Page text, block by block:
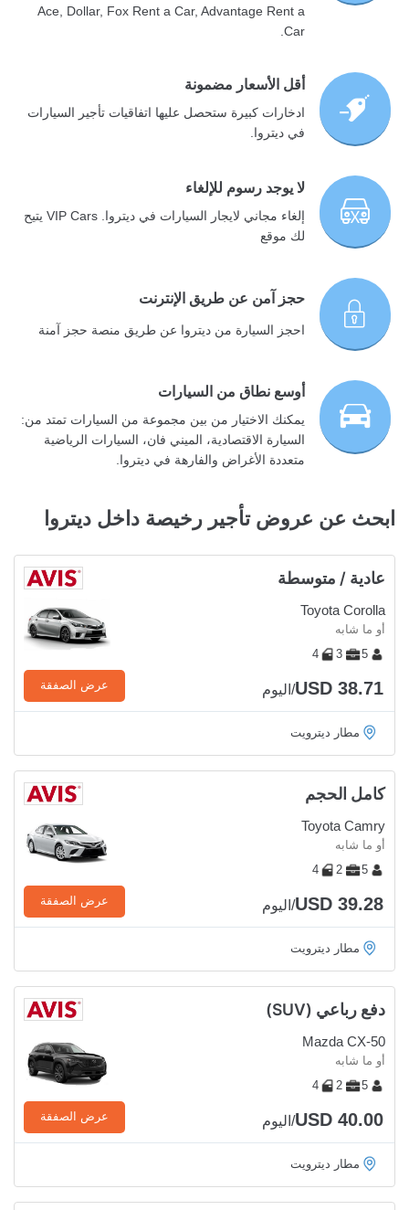
Ace, Dollar, Fox Rent a Car, Advantage Rent a
Car.
أقل الأسعار مضمونة
ادخارات كبيرة ستحصل عليها اتفاقيات تأجير السيارات
في ديتروا.
لا يوجد رسوم للإلغاء
إلغاء مجاني لايجار السيارات في ديتروا. VIP Cars يتيح
لك موقع
حجز آمن عن طريق الإنترنت
احجز السيارة من ديتروا عن طريق منصة حجز آمنة
أوسع نطاق من السيارات
يمكنك الاختيار من بين مجموعة من السيارات تمتد من:
السيارة الاقتصادية، الميني فان، السيارات الرياضية
متعددة الأغراض والفارهة في ديتروا.
ابحث عن عروض تأجير رخيصة داخل ديتروا
عادية / متوسطة
Toyota Corolla
أو ما شابه
5
3
4
USD 38.71/اليوم عرض الصفقة
مطار ديترويت
كامل الحجم
Toyota Camry
أو ما شابه
5
2
4
USD 39.28/اليوم عرض الصفقة
مطار ديترويت
دفع رباعي (SUV)
Mazda CX-50
أو ما شابه
5
2
4
USD 40.00/اليوم عرض الصفقة
مطار ديترويت